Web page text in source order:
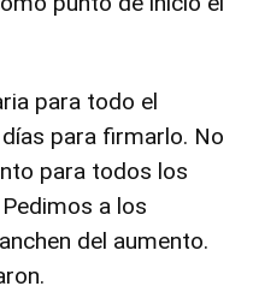
para todo el
para firmarlo. No
para todos los
a los
del aumento.